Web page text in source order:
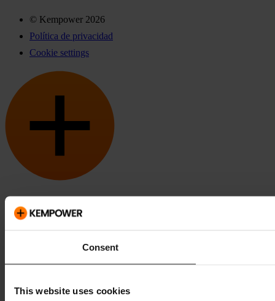
Consent
This website uses cookies
© Kempower 2026
Política de privacidad
Cookie settings
Kempower y ChargEye son marcas de Kempower Oyj registradas
en EEUU y en otros países y regiones.